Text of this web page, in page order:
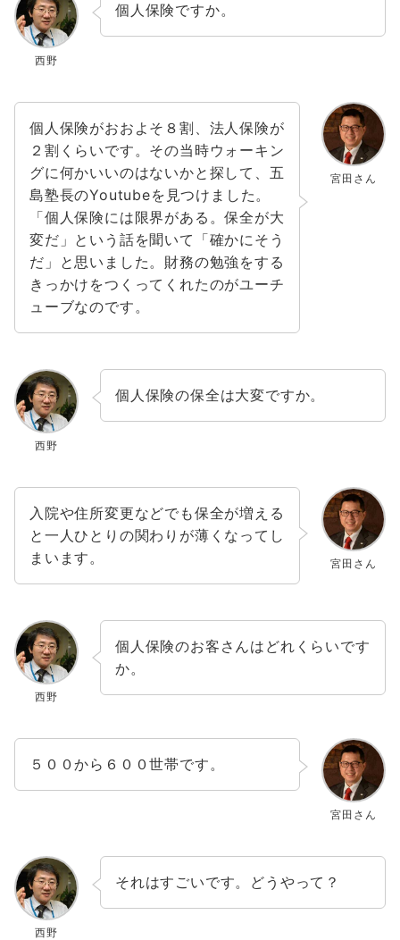
西野
個人保険ですか。
宮田さん
個人保険がおおよそ８割、法人保険が
２割くらいです。その当時ウォーキン
グに何かいいのはないかと探して、五
島塾長のYoutubeを見つけました。
「個人保険には限界がある。保全が大
変だ」という話を聞いて「確かにそう
だ」と思いました。財務の勉強をする
きっかけをつくってくれたのがユーチ
ューブなのです。
西野
個人保険の保全は大変ですか。
宮田さん
入院や住所変更などでも保全が増える
と一人ひとりの関わりが薄くなってし
まいます。
西野
個人保険のお客さんはどれくらいです
か。
宮田さん
５００から６００世帯です。
西野
それはすごいです。どうやって？